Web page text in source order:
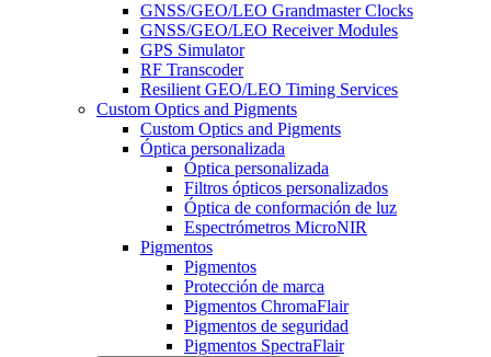
GNSS/GEO/LEO Grandmaster Clocks
GNSS/GEO/LEO Receiver Modules
GPS Simulator
RF Transcoder
Resilient GEO/LEO Timing Services
Custom Optics and Pigments
Custom Optics and Pigments
Óptica personalizada
Óptica personalizada
Filtros ópticos personalizados
Óptica de conformación de luz
Espectrómetros MicroNIR
Pigmentos
Pigmentos
Protección de marca
Pigmentos ChromaFlair
Pigmentos de seguridad
Pigmentos SpectraFlair